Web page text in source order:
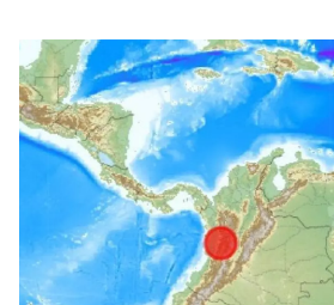
Miguel Abad
TRIBUNA
Una crisis migratoria y una